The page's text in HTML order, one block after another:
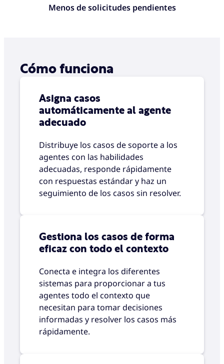
Menos de solicitudes pendientes
Cómo funciona
Asigna casos
automáticamente al agente
adecuado
Distribuye los casos de soporte a los
agentes con las habilidades
adecuadas, responde rápidamente
con respuestas estándar y haz un
seguimiento de los casos sin resolver.
Gestiona los casos de forma
eficaz con todo el contexto
Conecta e integra los diferentes
sistemas para proporcionar a tus
agentes todo el contexto que
necesitan para tomar decisiones
informadas y resolver los casos más
rápidamente.